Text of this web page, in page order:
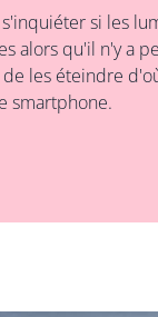
si les
alors qu'il n'y a
les éteindre
smartphone.